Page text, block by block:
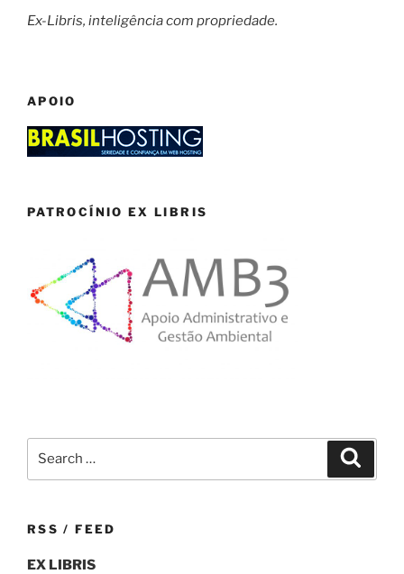
Ex-Libris, inteligência com propriedade.
APOIO
PATROCÍNIO EX LIBRIS
RSS / FEED
EX LIBRIS